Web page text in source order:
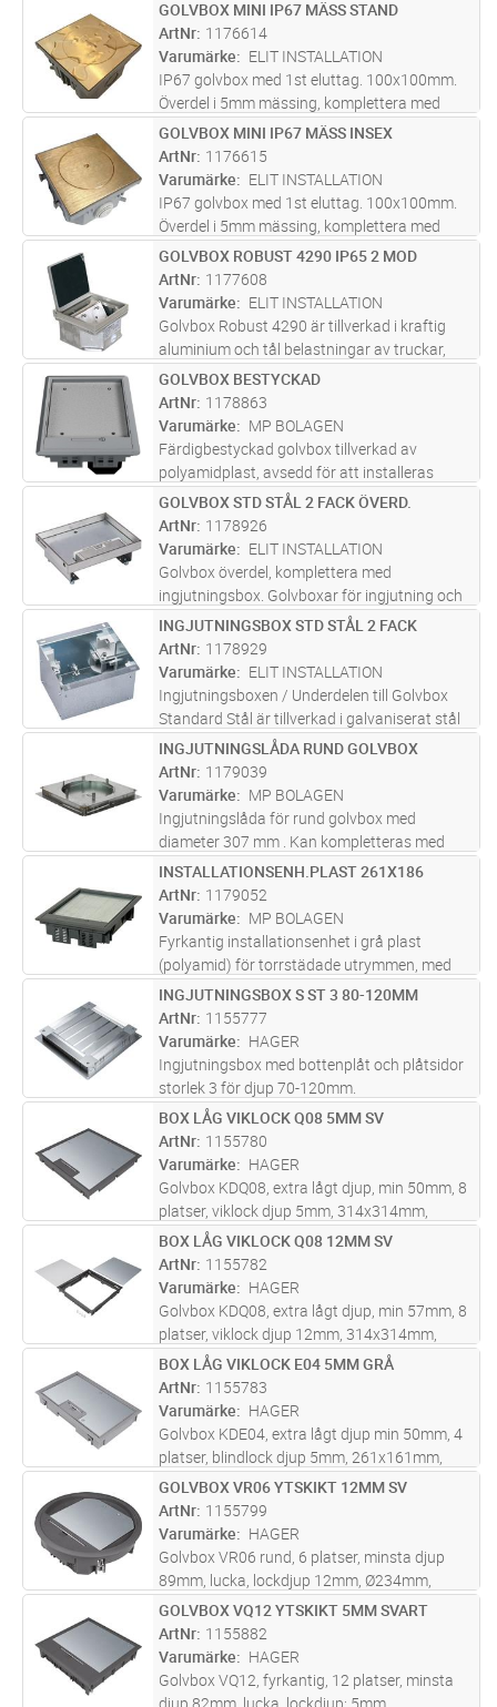
för perfekt passning till golvet
ST Lägg i kundvagn
GOLVBOX MINI IP67 MÄSS STAND
ArtNr 1176614
Varumärke
ELIT INSTALLATION
IP67 golvbox med 1st eluttag. 100x100mm.
Överdel i 5mm mässing, komplettera med
underdel/ingjutningsdel.Locket är 5mm tjockt,
tål hög belastning och har lock med spår för
enkel öppning
ST Lägg i kundvagn
GOLVBOX MINI IP67 MÄSS INSEX
ArtNr 1176615
Varumärke
ELIT INSTALLATION
IP67 golvbox med 1st eluttag. 100x100mm.
Överdel i 5mm mässing, komplettera med
underdel/ingjutningsdel.Locket är 5mm tjockt,
tål hög belastning och har lock med insex
öppning
ST Lägg i kundvagn
GOLVBOX ROBUST 4290 IP65 2 MOD
ArtNr 1177608
Varumärke
ELIT INSTALLATION
Golvbox Robust 4290 är tillverkad i kraftig
aluminium och tål belastningar av truckar,
skyliftar och andra tunga maskiner och håller
i stängt läge IP65.. Locket har ett slätt lock i
anodiserad alumin...läs mer
ST Lägg i kundvagn
GOLVBOX BESTYCKAD
ArtNr 1178863
Varumärke
MP BOLAGEN
Färdigbestyckad golvbox tillverkad av
polyamidplast, avsedd för att installeras
antingen direkt i golv eller i en ingjutningslåda.
Golvboxen har en inbyggd storlek på 261x186
mm. Den är utrustad med ...läs mer
ST Lägg i kundvagn
GOLVBOX STD STÅL 2 FACK ÖVERD.
ArtNr 1178926
Varumärke
ELIT INSTALLATION
Golvbox överdel, komplettera med
ingjutningsbox. Golvboxar för ingjutning och
hålrumsbjälklag. Boxarna bestyckas med
enkla eller dubbla snabbanslutnings uttag
och/eller data och mediauttag samt
autom...läs mer
ST Lägg i kundvagn
INGJUTNINGSBOX STD STÅL 2 FACK
ArtNr 1178929
Varumärke
ELIT INSTALLATION
Ingjutningsboxen / Underdelen till Golvbox
Standard Stål är tillverkad i galvaniserat stål
med knockouter för anslutningsrör 2Ø16 +
2Ø20 + 2Ø2 5+ 2Ø32 + 2Ø40 från sidorna och
botten.
ST Lägg i kundvagn
INGJUTNINGSLÅDA RUND GOLVBOX
ArtNr 1179039
Varumärke
MP BOLAGEN
Ingjutningslåda för rund golvbox med
diameter 307 mm . Kan kompletteras med
ingjutningsblock 1179044. Ingång på sidorna
för kabelkanal eller rör max 48 mm.
ST Lägg i kundvagn
INSTALLATIONSENH.PLAST 261X186
ArtNr 1179052
Varumärke
MP BOLAGEN
Fyrkantig installationsenhet i grå plast
(polyamid) för torrstädade utrymmen, med
plats för upp till 8 enheter. Maxbelastning på
locket: 150 kg.
ST Lägg i kundvagn
INGJUTNINGSBOX S ST 3 80-120MM
ArtNr 1155777
Varumärke
HAGER
Ingjutningsbox med bottenplåt och plåtsidor
storlek 3 för djup 70-120mm.
Justeringsskruvar 4stycken finns i hörnen.
ST Lägg i kundvagn
BOX LÅG VIKLOCK Q08 5MM SV
ArtNr 1155780
Varumärke
HAGER
Golvbox KDQ08, extra lågt djup, min 50mm, 8
platser, viklock djup 5mm, 314x314mm,
infällnadsmått: 294x294mm, Svart
ST Lägg i kundvagn
BOX LÅG VIKLOCK Q08 12MM SV
ArtNr 1155782
Varumärke
HAGER
Golvbox KDQ08, extra lågt djup, min 57mm, 8
platser, viklock djup 12mm, 314x314mm,
infällnadsmått: 294x294mm, Svart
ST Lägg i kundvagn
BOX LÅG VIKLOCK E04 5MM GRÅ
ArtNr 1155783
Varumärke
HAGER
Golvbox KDE04, extra lågt djup min 50mm, 4
platser, blindlock djup 5mm, 261x161mm,
infällnadsmått: 147x247mm, Grå
ST Lägg i kundvagn
GOLVBOX VR06 YTSKIKT 12MM SV
ArtNr 1155799
Varumärke
HAGER
Golvbox VR06 rund, 6 platser, minsta djup
89mm, lucka, lockdjup 12mm, Ø234mm,
infällnadsmått: Ø215mm, Svart För
ingjutning, se tillbehör E: 1155727
ST Lägg i kundvagn
GOLVBOX VQ12 YTSKIKT 5MM SVART
ArtNr 1155882
Varumärke
HAGER
Golvbox VQ12, fyrkantig, 12 platser, minsta